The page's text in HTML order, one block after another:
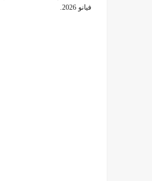
فيانو 2026.